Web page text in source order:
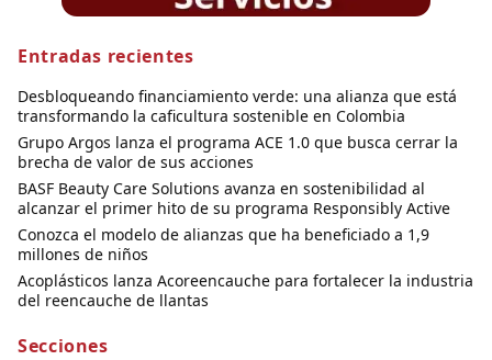
Entradas recientes
Desbloqueando financiamiento verde: una alianza que está
transformando la caficultura sostenible en Colombia
Grupo Argos lanza el programa ACE 1.0 que busca cerrar la
brecha de valor de sus acciones
BASF Beauty Care Solutions avanza en sostenibilidad al
alcanzar el primer hito de su programa Responsibly Active
Conozca el modelo de alianzas que ha beneficiado a 1,9
millones de niños
Acoplásticos lanza Acoreencauche para fortalecer la industria
del reencauche de llantas
Secciones